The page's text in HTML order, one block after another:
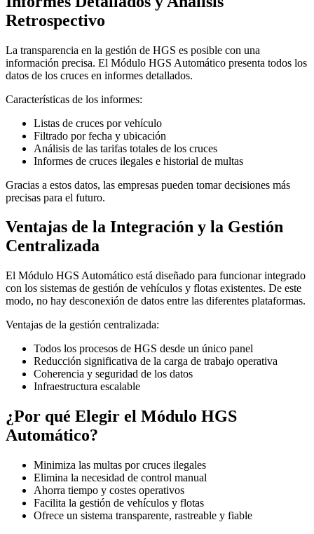
Retrospectivo
La transparencia en la gestión de HGS es posible con una
información precisa. El Módulo HGS Automático presenta todos los
datos de los cruces en informes detallados.
Características de los informes:
Listas de cruces por vehículo
Filtrado por fecha y ubicación
Análisis de las tarifas totales de los cruces
Informes de cruces ilegales e historial de multas
Gracias a estos datos, las empresas pueden tomar decisiones más
precisas para el futuro.
Ventajas de la Integración y la Gestión
Centralizada
El Módulo HGS Automático está diseñado para funcionar integrado
con los sistemas de gestión de vehículos y flotas existentes. De este
modo, no hay desconexión de datos entre las diferentes plataformas.
Ventajas de la gestión centralizada:
Todos los procesos de HGS desde un único panel
Reducción significativa de la carga de trabajo operativa
Coherencia y seguridad de los datos
Infraestructura escalable
¿Por qué Elegir el Módulo HGS
Automático?
Minimiza las multas por cruces ilegales
Elimina la necesidad de control manual
Ahorra tiempo y costes operativos
Facilita la gestión de vehículos y flotas
Ofrece un sistema transparente, rastreable y fiable